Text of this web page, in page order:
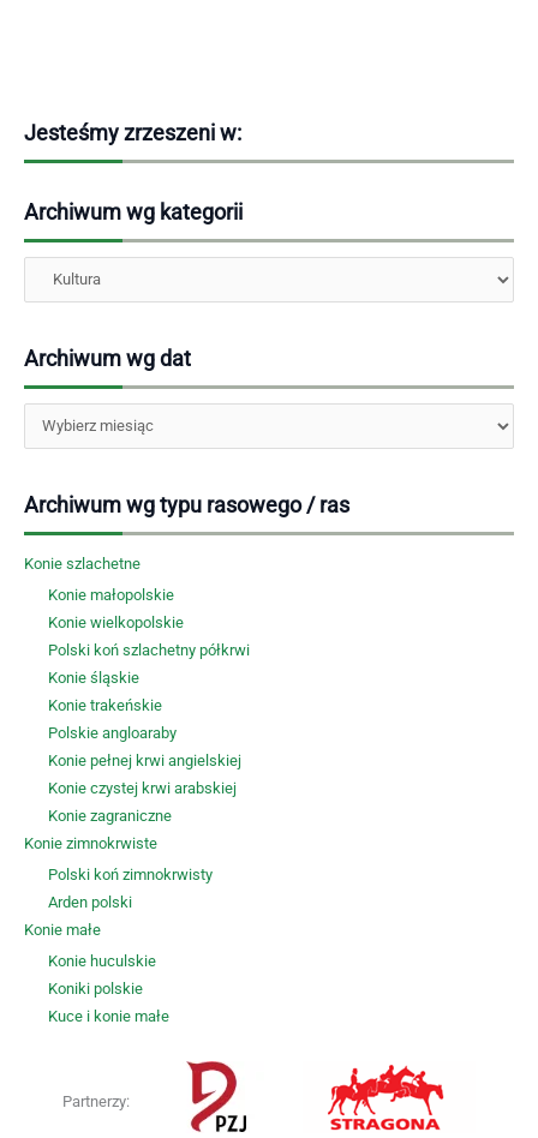
Jesteśmy zrzeszeni w:
Archiwum wg kategorii
Kategorie
Archiwum wg dat
Archiwa
Archiwum wg typu rasowego / ras
Konie szlachetne
Konie małopolskie
Konie wielkopolskie
Polski koń szlachetny półkrwi
Konie śląskie
Konie trakeńskie
Polskie angloaraby
Konie pełnej krwi angielskiej
Konie czystej krwi arabskiej
Konie zagraniczne
Konie zimnokrwiste
Polski koń zimnokrwisty
Arden polski
Konie małe
Konie huculskie
Koniki polskie
Kuce i konie małe
Partnerzy: